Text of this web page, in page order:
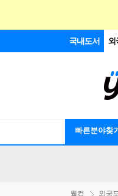
국내도서 외
빠른분야찾기
웰컴 외국